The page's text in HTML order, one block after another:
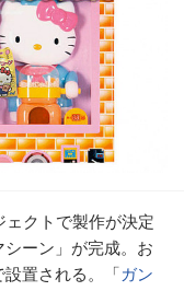
ェクトで製作が決定
シーン」が完成。お
置される。「ガン